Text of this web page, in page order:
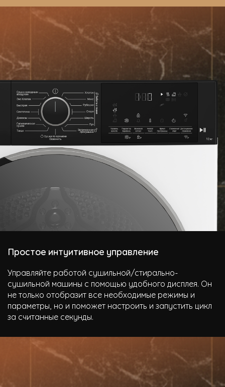
Простое интуитивное управление
Управляйте работой сушильной/стирально-
сушильной машины с помощью удобного дисплея. Он
не только отобразит все необходимые режимы и
параметры, но и поможет настроить и запустить цикл
за считанные секунды.